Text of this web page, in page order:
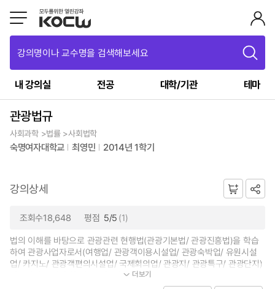
강의명이나 교수명을 검색해보세요
내 강의실 전공 대학/기관 테마
관광법규
사회과학 >법률 >사회법학
숙명여자대학교 최영민 2014년 1학기
강의상세
조회수18,648 평점 5/5 (1)
법의 이해를 바탕으로 관광관련 현행법(관광기본법/ 관광진흥법)을 학습
하여 관광사업자로서(여행업/ 관광객이용시설업/ 관광숙박업/ 유원시설
업/ 카지노/ 관광객편의시설업/ 국제회의업/ 관광지/ 관광특구/ 관광단지)
반드시 숙지해야 할 법규정을 이해 하...
더보기